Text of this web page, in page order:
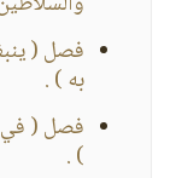
فصل (
به ) .
فصل ( في
) .